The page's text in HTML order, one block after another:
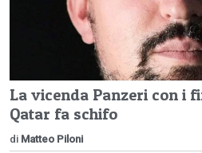
La vicenda Panzeri con i
Qatar fa schifo
di Matteo Piloni